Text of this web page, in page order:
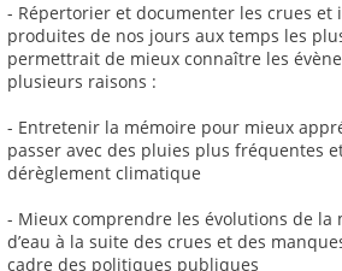
- Répertorier et documenter les crues et
produites de nos jours aux temps les
permettrait de mieux connaître les
plusieurs raisons :
- Entretenir la mémoire pour mieux
passer avec des pluies plus fréquentes
dérèglement climatique
- Mieux comprendre les évolutions de la
d’eau à la suite des crues et des
cadre des politiques publiques